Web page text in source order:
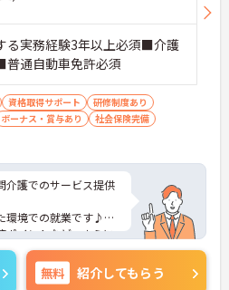
る実務経験3年以上必須■介護
通自動車免許必須
資格取得サポート
研修制度あり
ボーナス・賞与あり
社会保険完備
介護でのサービス提供
環境での就業です♪
ポイントなど、さらに
お気軽にご相談くださ
無料 紹介してもらう